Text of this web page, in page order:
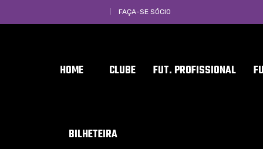
FAÇA-SE SÓCIO
HOME CLUBE FUT. PROFISSIONAL
BILHETEIRA